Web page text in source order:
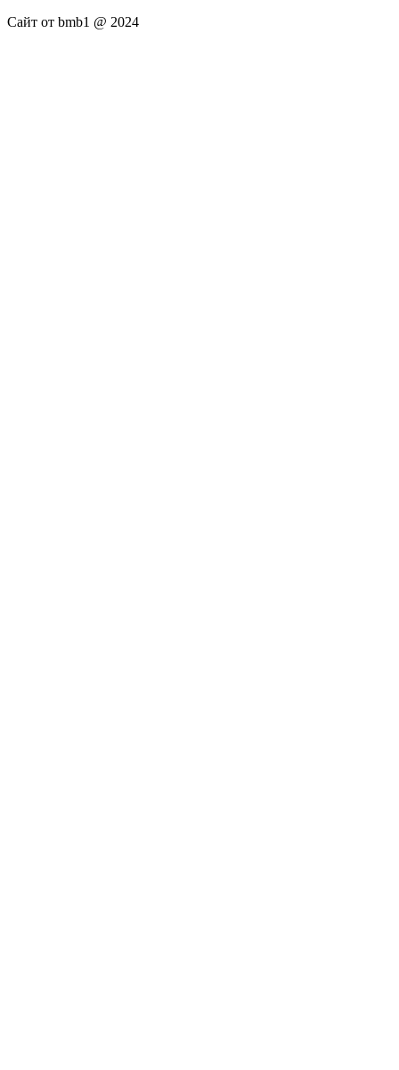
Сайт от bmb1 @ 2024